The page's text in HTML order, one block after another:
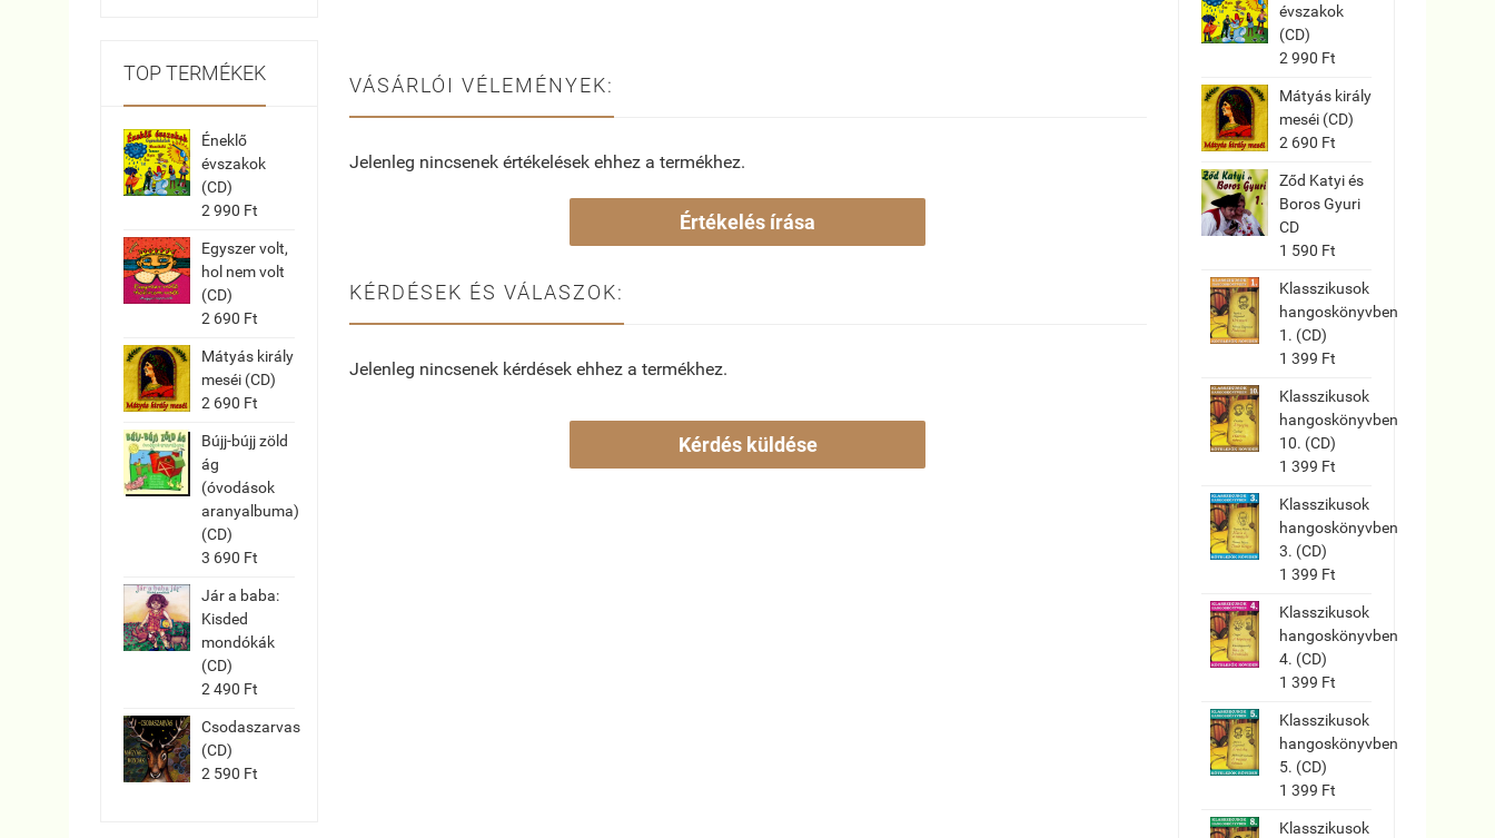
TOP TERMÉKEK
Éneklő
évszakok
(CD)
2 990 Ft
Egyszer volt,
hol nem volt
(CD)
2 690 Ft
Mátyás király
meséi (CD)
2 690 Ft
Bújj-bújj zöld
ág
(óvodások
aranyalbuma)
(CD)
3 690 Ft
Jár a baba:
Kisded
mondókák
(CD)
2 490 Ft
Csodaszarvas
(CD)
2 590 Ft
VÁSÁRLÓI VÉLEMÉNYEK:
Jelenleg nincsenek értékelések ehhez a termékhez.
Értékelés írása
KÉRDÉSEK ÉS VÁLASZOK:
Jelenleg nincsenek kérdések ehhez a termékhez.
Kérdés küldése
évszakok
(CD)
2 990 Ft
Mátyás király
meséi (CD)
2 690 Ft
Ződ Katyi és
Boros Gyuri
CD
1 590 Ft
Klasszikusok
hangoskönyvben
1. (CD)
1 399 Ft
Klasszikusok
hangoskönyvben
10. (CD)
1 399 Ft
Klasszikusok
hangoskönyvben
3. (CD)
1 399 Ft
Klasszikusok
hangoskönyvben
4. (CD)
1 399 Ft
Klasszikusok
hangoskönyvben
5. (CD)
1 399 Ft
Klasszikusok